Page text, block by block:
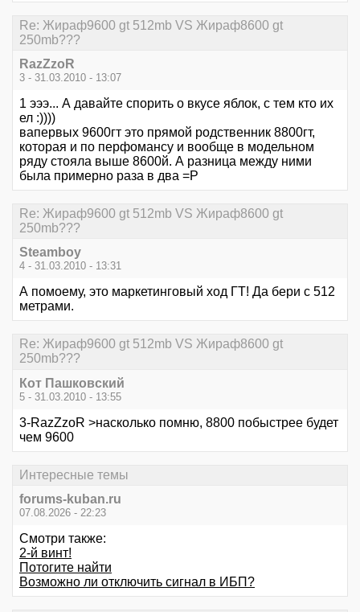
Re: Жираф9600 gt 512mb VS Жираф8600 gt
250mb???
RazZzoR
3 - 31.03.2010 - 13:07
1 эээ... А давайте спорить о вкусе яблок, с тем кто их
ел :))))
вапервых 9600гт это прямой родственник 8800гт,
которая и по перфомансу и вообще в модельном
ряду стояла выше 8600й. А разница между ними
была примерно раза в два =Р
Re: Жираф9600 gt 512mb VS Жираф8600 gt
250mb???
Steamboy
4 - 31.03.2010 - 13:31
А помоему, это маркетинговый ход ГТ! Да бери с 512
метрами.
Re: Жираф9600 gt 512mb VS Жираф8600 gt
250mb???
Кот Пашковский
5 - 31.03.2010 - 13:55
3-RazZzoR >насколько помню, 8800 побыстрее будет
чем 9600
Интересные темы
forums-kuban.ru
07.08.2026 - 22:23
Смотри также:
2-й винт!
Потогите найти
Возможно ли отключить сигнал в ИБП?